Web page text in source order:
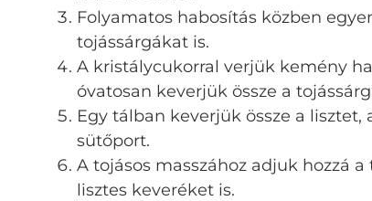
Folyamatos habosítás közben
tojássárgákat is.
A kristálycukorral verjük kemény
óvatosan keverjük össze a
Egy tálban keverjük össze a lisztet,
sütőport.
A tojásos masszához adjuk hozzá
lisztes keveréket is.